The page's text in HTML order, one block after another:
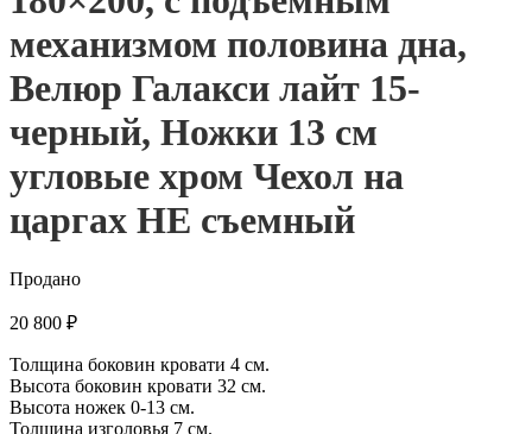
механизмом половина дна,
Велюр Галакси лайт 15-
черный, Ножки 13 см
угловые хром Чехол на
царгах НЕ съемный
Продано
20 800 ₽
Толщина боковин кровати 4 см.
Высота боковин кровати 32 см.
Высота ножек 0-13 см.
Толщина изголовья 7 см.